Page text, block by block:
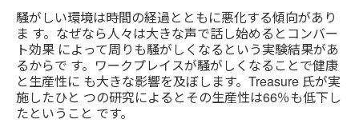
騒がしい環境は時間の経過とともに悪化する傾向があり
ま す。なぜなら人々は大きな声で話し始めるとコンバー
ト効果 によって周りも騒がしくなるという実験結果があ
るからで す。ワークプレイスが騒がしくなることで健康
と生産性に も大きな影響を及ぼします。Treasure 氏が実
施したひと つの研究によるとその生産性は66％も低下し
たということ です。